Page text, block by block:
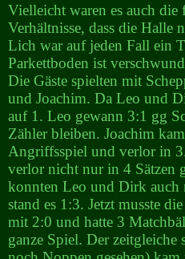
Vielleicht waren es auch
Verhältnisse, dass die Halle
Lich war auf jeden Fall ein
Parkettboden ist
Die Gäste spielten mit
und Joachim. Da Leo und
auf 1. Leo gewann 3:1 gg
Zähler bleiben. Joachim
Angriffsspiel und verlor in
verlor nicht nur in 4 Sätzen
konnten Leo und Dirk auch
stand es 1:3. Jetzt musste
mit 2:0 und hatte 3
ganze Spiel. Der